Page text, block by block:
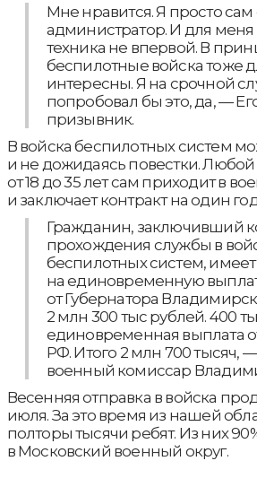
Мне нравится. Я просто
администратор. И для меня
техника не впервой. В
беспилотные войска тоже
интересны. Я на срочной
попробовал бы это, да, —
призывник.
В войска беспилотных систем
и не дожидаясь повестки.
от 18 до 35 лет сам приходит в
и заключает контракт на один
Гражданин, заключивший
прохождения службы в
беспилотных систем,
на единовременную
от Губернатора
2 млн 300 тыс рублей. 400
единовременная выплата
РФ. Итого 2 млн 700 тысяч,
военный комиссар
Весенняя отправка в войска
июля. За это время из нашей
полторы тысячи ребят. Из них
в Московский военный округ.